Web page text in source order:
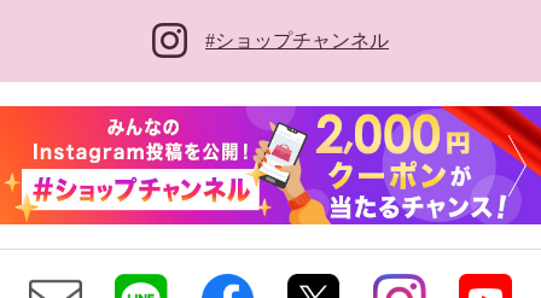
#ショップチャンネル